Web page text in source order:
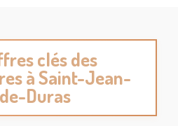
clés des
à Saint-Jean-
de-Duras